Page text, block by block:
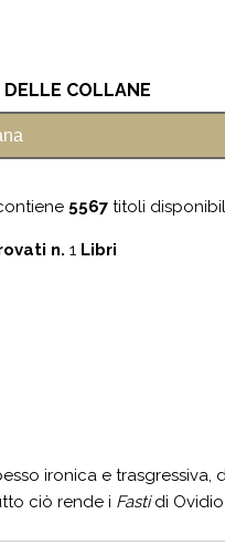
DELLE COLLANE
5567titoli
n. 1Libri
ironica e
ciò rende i Fastidi Ovidio